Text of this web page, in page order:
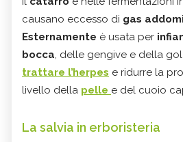
causano eccesso di gas
Esternamente è usata per
bocca, delle gengive e della
trattare l’herpes e ridurre la
livello della pelle e del cuoio
La salvia in erboristeria